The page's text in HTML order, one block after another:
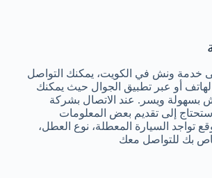
خدمة ونش في الكويت، يمكنك التواصل
أو عبر تطبيق الجوال حيث يمكنك
بسهولة ويسر. عند الاتصال بشركة
إلى تقديم بعض المعلومات
تواجد السيارة المعطلة، نوع العطل،
بك للتواصل معك